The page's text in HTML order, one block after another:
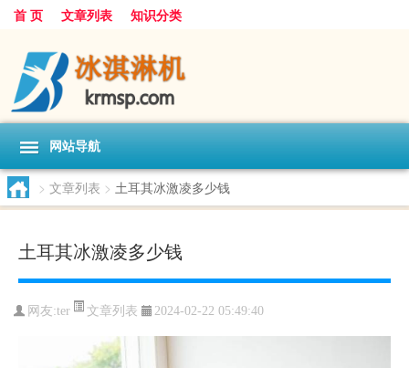
首 页 文章列表 知识分类
网站导航
> 文章列表 > 土耳其冰激凌多少钱
土耳其冰激凌多少钱
网友:ter 文章列表 2024-02-22 05:49:40